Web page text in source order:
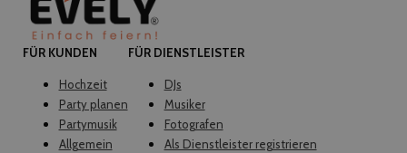
FÜR KUNDEN
Hochzeit
Party planen
Partymusik
Allgemein
FÜR DIENSTLEISTER
DJs
Musiker
Fotografen
Als Dienstleister registrieren